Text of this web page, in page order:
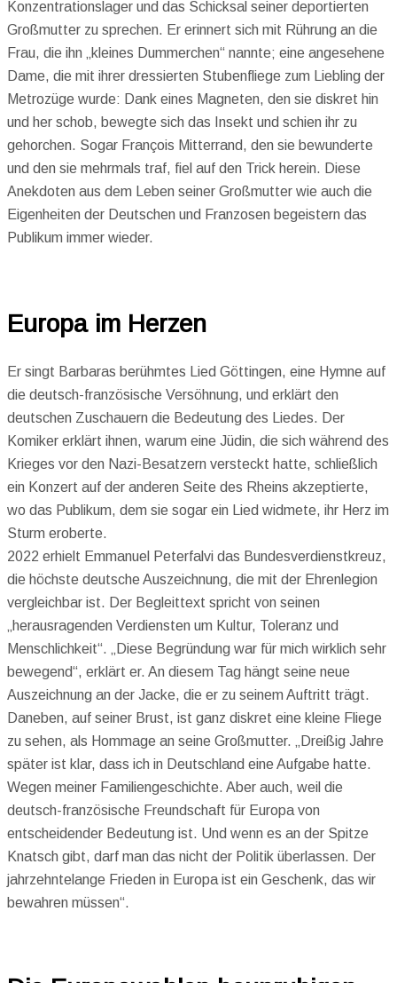
Konzentrationslager und das Schicksal seiner deportierten
Großmutter zu sprechen. Er erinnert sich mit Rührung an die
Frau, die ihn „kleines Dummerchen“ nannte; eine angesehene
Dame, die mit ihrer dressierten Stubenfliege zum Liebling der
Metrozüge wurde: Dank eines Magneten, den sie diskret hin
und her schob, bewegte sich das Insekt und schien ihr zu
gehorchen. Sogar François Mitterrand, den sie bewunderte
und den sie mehrmals traf, fiel auf den Trick herein. Diese
Anekdoten aus dem Leben seiner Großmutter wie auch die
Eigenheiten der Deutschen und Franzosen begeistern das
Publikum immer wieder.
Europa im Herzen
Er singt Barbaras berühmtes Lied Göttingen, eine Hymne auf
die deutsch-französische Versöhnung, und erklärt den
deutschen Zuschauern die Bedeutung des Liedes. Der
Komiker erklärt ihnen, warum eine Jüdin, die sich während des
Krieges vor den Nazi-Besatzern versteckt hatte, schließlich
ein Konzert auf der anderen Seite des Rheins akzeptierte,
wo das Publikum, dem sie sogar ein Lied widmete, ihr Herz im
Sturm eroberte.
2022 erhielt Emmanuel Peterfalvi das Bundesverdienstkreuz,
die höchste deutsche Auszeichnung, die mit der Ehrenlegion
vergleichbar ist. Der Begleittext spricht von seinen
„herausragenden Verdiensten um Kultur, Toleranz und
Menschlichkeit“. „Diese Begründung war für mich wirklich sehr
bewegend“, erklärt er. An diesem Tag hängt seine neue
Auszeichnung an der Jacke, die er zu seinem Auftritt trägt.
Daneben, auf seiner Brust, ist ganz diskret eine kleine Fliege
zu sehen, als Hommage an seine Großmutter. „Dreißig Jahre
später ist klar, dass ich in Deutschland eine Aufgabe hatte.
Wegen meiner Familiengeschichte. Aber auch, weil die
deutsch-französische Freundschaft für Europa von
entscheidender Bedeutung ist. Und wenn es an der Spitze
Knatsch gibt, darf man das nicht der Politik überlassen. Der
jahrzehntelange Frieden in Europa ist ein Geschenk, das wir
bewahren müssen“.